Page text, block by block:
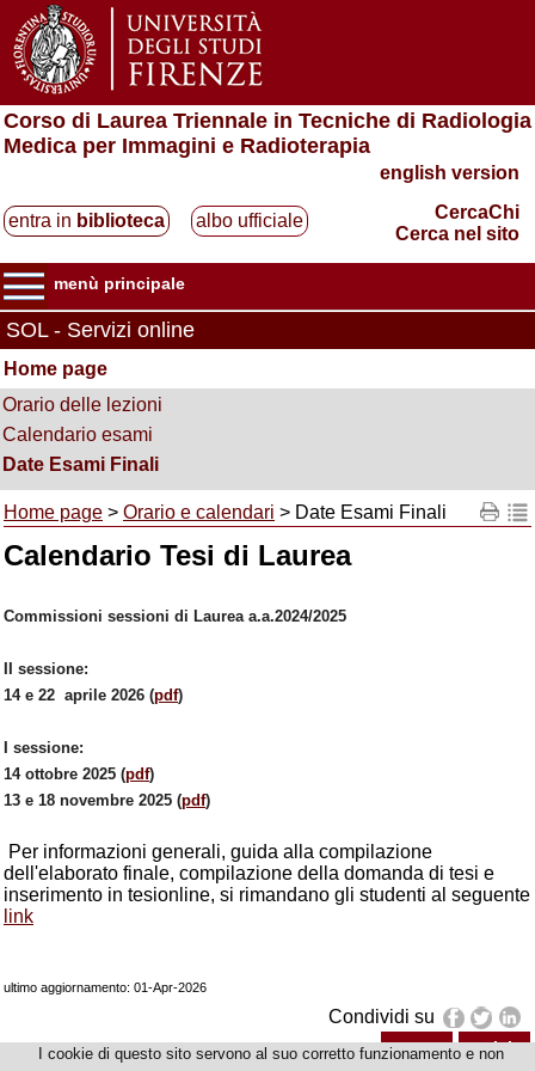
Corso di Laurea Triennale in Tecniche di Radiologia
Medica per Immagini e Radioterapia
english version
entra in biblioteca albo ufficiale
CercaChi
Cerca nel sito
menù principale
SOL - Servizi online
Home page
Orario delle lezioni
Calendario esami
Date Esami Finali
Home page > Orario e calendari > Date Esami Finali
Calendario Tesi di Laurea
Commissioni sessioni di Laurea a.a.2024/2025
II sessione:
14 e 22 aprile 2026 (pdf)
I sessione:
14 ottobre 2025 (pdf)
13 e 18 novembre 2025 (pdf)
Per informazioni generali, guida alla compilazione
dell'elaborato finale, compilazione della domanda di tesi e
inserimento in tesionline, si rimandano gli studenti al seguente
link
ultimo aggiornamento: 01-Apr-2026
Condividi su
news avvisi
I cookie di questo sito servono al suo corretto funzionamento e non